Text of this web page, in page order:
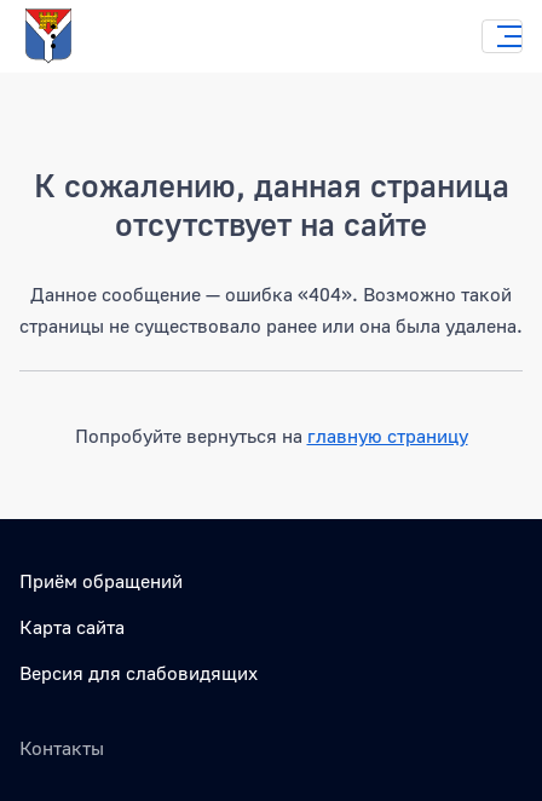
К сожалению, данная страница
отсутствует на сайте
Данное сообщение — ошибка «404». Возможно такой
страницы не существовало ранее или она была удалена.
Попробуйте вернуться на главную страницу
Приём обращений
Карта сайта
Версия для слабовидящих
Контакты